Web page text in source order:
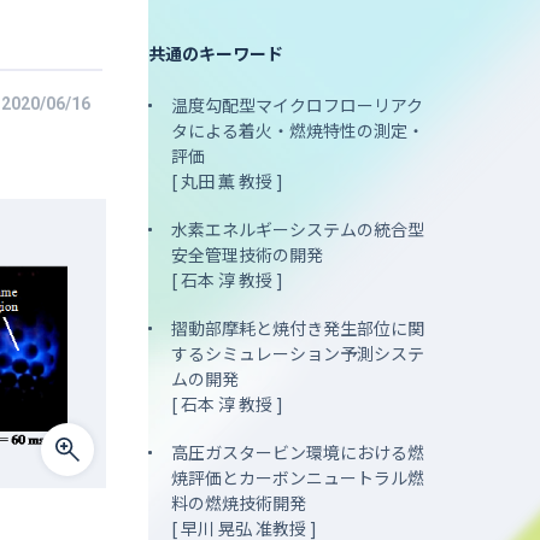
2020/06/16
共通のキーワード
温度勾配型マイクロフローリアク
タによる着火・燃焼特性の測定・
評価
[ 丸田 薫 教授 ]
水素エネルギーシステムの統合型
安全管理技術の開発
[ 石本 淳 教授 ]
摺動部摩耗と焼付き発生部位に関
するシミュレーション予測システ
ムの開発
[ 石本 淳 教授 ]
高圧ガスタービン環境における燃
焼評価とカーボンニュートラル燃
料の燃焼技術開発
[ 早川 晃弘 准教授 ]